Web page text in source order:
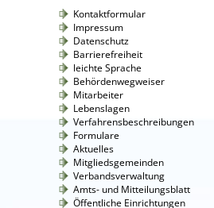
Kontaktformular
Impressum
Datenschutz
Barrierefreiheit
leichte Sprache
Behördenwegweiser
Mitarbeiter
Lebenslagen
Verfahrensbeschreibungen
Formulare
Aktuelles
Mitgliedsgemeinden
Verbandsverwaltung
Amts- und Mitteilungsblatt
Öffentliche Einrichtungen